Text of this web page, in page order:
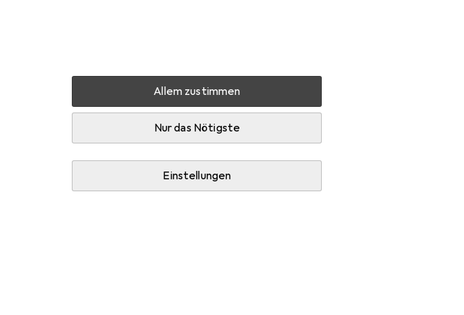
Allem zustimmen
Nur das Nötigste
Einstellungen
Roline PC-Steh-Arbeitsplatz
Arbeitsplatz